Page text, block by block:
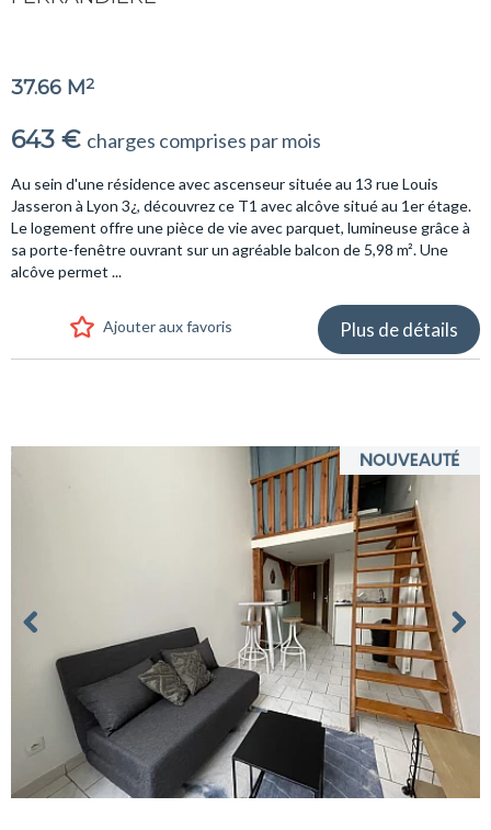
37.66 M2
643 € charges comprises par mois
Au sein d'une résidence avec ascenseur située au 13 rue Louis
Jasseron à Lyon 3¿, découvrez ce T1 avec alcôve situé au 1er étage.
Le logement offre une pièce de vie avec parquet, lumineuse grâce à
sa porte-fenêtre ouvrant sur un agréable balcon de 5,98 m². Une
alcôve permet ...
Ajouter aux favoris Plus de détails